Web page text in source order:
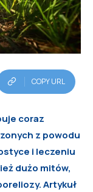
COPY URL
coraz
z powodu
i leczeniu
dużo mitów,
Artykuł